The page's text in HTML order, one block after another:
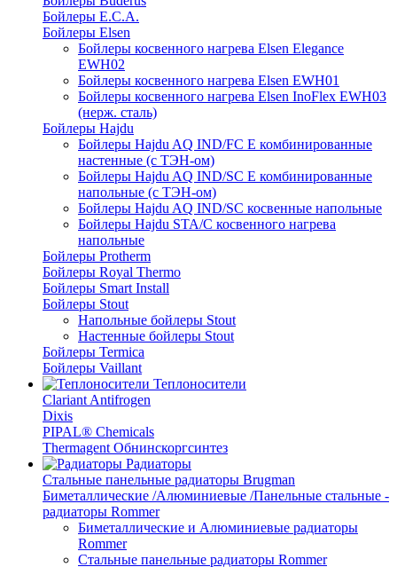
Бойлеры E.C.A.
Бойлеры Elsen
Бойлеры косвенного нагрева Elsen Elegance
EWH02
Бойлеры косвенного нагрева Elsen EWH01
Бойлеры косвенного нагрева Elsen InoFlex EWH03
(нерж. сталь)
Бойлеры Hajdu
Бойлеры Hajdu AQ IND/FC E комбинированные
настенные (с ТЭН-ом)
Бойлеры Hajdu AQ IND/SC E комбинированные
напольные (с ТЭН-ом)
Бойлеры Hajdu AQ IND/SC косвенные напольные
Бойлеры Hajdu STA/C косвенного нагрева
напольные
Бойлеры Protherm
Бойлеры Royal Thermo
Бойлеры Smart Install
Бойлеры Stout
Напольные бойлеры Stout
Настенные бойлеры Stout
Бойлеры Termica
Бойлеры Vaillant
Теплоносители
Clariant Antifrogen
Dixis
PIPAL® Chemicals
Thermagent Обнинскоргсинтез
Радиаторы
Стальные панельные радиаторы Brugman
Биметаллические /Алюминиевые /Панельные стальные -
радиаторы Rommer
Биметаллические и Алюминиевые радиаторы
Rommer
Стальные панельные радиаторы Rommer